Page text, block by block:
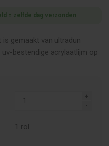
= zelfde dag verzonden
is gemaakt van ultradun
bestendige acrylaatlijm op
1 rol